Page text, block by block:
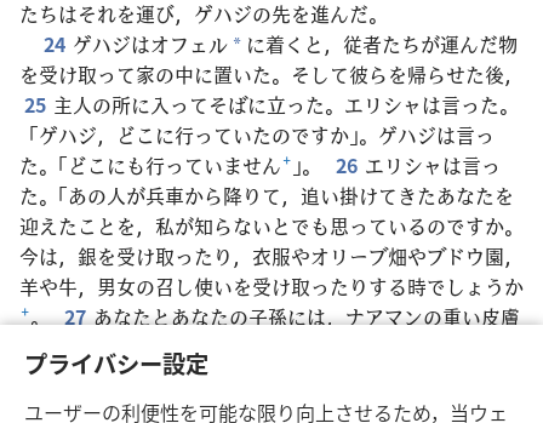
プライバシー設定
ユーザーの利便性を可能な限り向上させるため，当ウェ
たちはそれを運び，ゲハジの先を進んだ。
24 ゲハジはオフェル * に着くと，従者たちが運んだ物
を受け取って家の中に置いた。そして彼らを帰らせた後，
25 主人の所に入ってそばに立った。エリシャは言った。
「ゲハジ，どこに行っていたのですか」。ゲハジは言っ
た。「どこにも行っていません+ 」。 26 エリシャは言っ
た。「あの人が兵車から降りて，追い掛けてきたあなたを
迎えたことを，私が知らないとでも思っているのですか。
今は，銀を受け取ったり，衣服やオリーブ畑やブドウ園，
羊や牛，男女の召し使いを受け取ったりする時でしょうか
+。27あなたとあなたの子孫には，ナアマンの重い皮膚
+ がいつまでもまとわり付きます」。ゲハジは重い皮膚
病に侵されて雪のように白くなり
から出ていった。